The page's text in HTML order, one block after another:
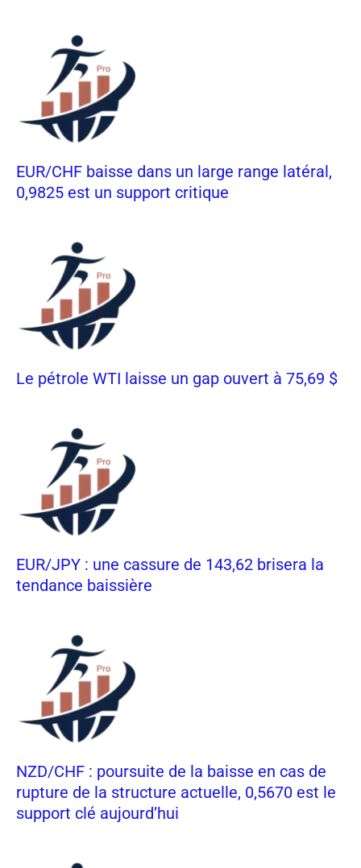
EUR/CHF baisse dans un large range latéral,
0,9825 est un support critique
Le pétrole WTI laisse un gap ouvert à 75,69 $
EUR/JPY : une cassure de 143,62 brisera la
tendance baissière
NZD/CHF : poursuite de la baisse en cas de
rupture de la structure actuelle, 0,5670 est le
support clé aujourd’hui